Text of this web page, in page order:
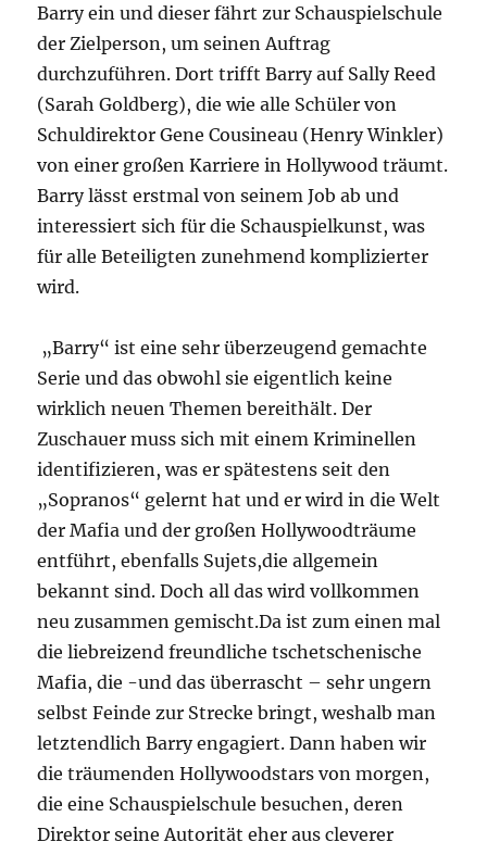
Barry ein und dieser fährt zur Schauspielschule
der Zielperson, um seinen Auftrag
durchzuführen. Dort trifft Barry auf Sally Reed
(Sarah Goldberg), die wie alle Schüler von
Schuldirektor Gene Cousineau (Henry Winkler)
von einer großen Karriere in Hollywood träumt.
Barry lässt erstmal von seinem Job ab und
interessiert sich für die Schauspielkunst, was
für alle Beteiligten zunehmend komplizierter
wird.
„Barry“ ist eine sehr überzeugend gemachte
Serie und das obwohl sie eigentlich keine
wirklich neuen Themen bereithält. Der
Zuschauer muss sich mit einem Kriminellen
identifizieren, was er spätestens seit den
„Sopranos“ gelernt hat und er wird in die Welt
der Mafia und der großen Hollywoodträume
entführt, ebenfalls Sujets,die allgemein
bekannt sind. Doch all das wird vollkommen
neu zusammen gemischt.Da ist zum einen mal
die liebreizend freundliche tschetschenische
Mafia, die -und das überrascht – sehr ungern
selbst Feinde zur Strecke bringt, weshalb man
letztendlich Barry engagiert. Dann haben wir
die träumenden Hollywoodstars von morgen,
die eine Schauspielschule besuchen, deren
Direktor seine Autorität eher aus cleverer